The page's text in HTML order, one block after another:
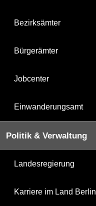
Bezirksämter
Bürgerämter
Jobcenter
Einwanderungsamt
Politik & Verwaltung
Landesregierung
Karriere im Land Berlin